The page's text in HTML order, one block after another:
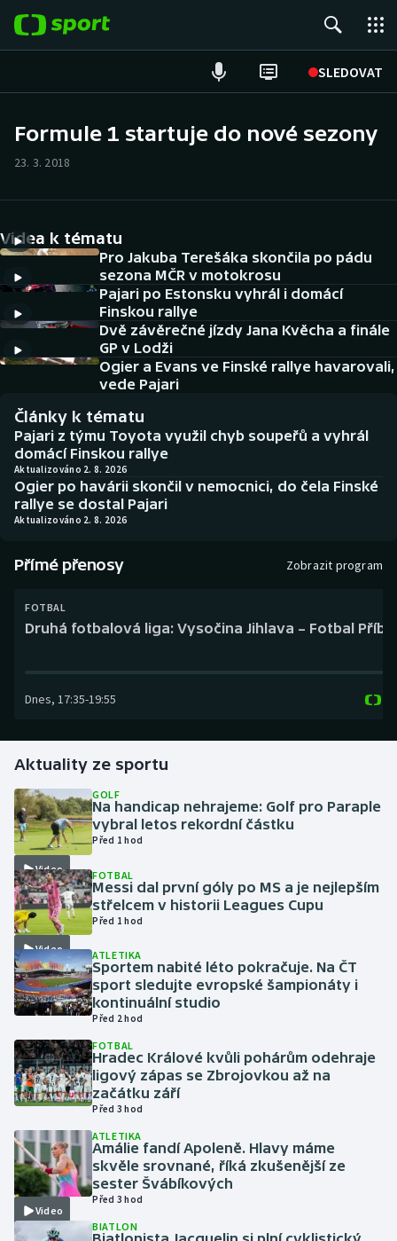
SLEDOVAT
Hokej
Tenis
Atletika
Cyklistika
DALŠÍ SPORTY
Americký fotbal
Baseball a softbal
Basketbal
Biatlon
Curling
Florbal
Golf
Gymnastika
Házená
Jezdectví
Judo
Krasobruslení
Lezení
Lyže a snowboard
Moderní pětiboj
Motorsport
Olympijské hry
NEPŘEHLÉDNĚTE
Soutěže
Historické návraty
Aplikace ČT sport
Formule 1 startuje do nové sezony
23. 3. 2018
Videa k tématu
Pro Jakuba Terešáka skončila po pádu
sezona MČR v motokrosu
Pajari po Estonsku vyhrál i domácí
Finskou rallye
Dvě závěrečné jízdy Jana Kvěcha a finále
GP v Lodži
Ogier a Evans ve Finské rallye havarovali,
vede Pajari
Články k tématu
Pajari z týmu Toyota využil chyb soupeřů a vyhrál
domácí Finskou rallye
Aktualizováno 2. 8. 2026
Ogier po havárii skončil v nemocnici, do čela Finské
rallye se dostal Pajari
Aktualizováno 2. 8. 2026
Přímé přenosy Zobrazit program
FOTBAL
Druhá fotbalová liga: Vysočina Jihlava – Fotbal
Dnes, 17:35-19:55
Aktuality ze sportu
Video
GOLF
Na handicap nehrajeme: Golf pro Paraple
vybral letos rekordní částku
Před 1 hod
Video
FOTBAL
Messi dal první góly po MS a je nejlepším
střelcem v historii Leagues Cupu
Před 1 hod
ATLETIKA
Sportem nabité léto pokračuje. Na ČT
sport sledujte evropské šampionáty i
kontinuální studio
Před 2 hod
FOTBAL
Hradec Králové kvůli pohárům odehraje
ligový zápas se Zbrojovkou až na
začátku září
Před 3 hod
Video
ATLETIKA
Amálie fandí Apoleně. Hlavy máme
skvěle srovnané, říká zkušenější ze
sester Švábíkových
Před 3 hod
BIATLON